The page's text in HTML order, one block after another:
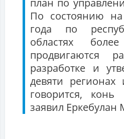
план по
По состоянию
года по
областях
продвигаются
разработке и
девяти
говорится,
заявил Еркебулан